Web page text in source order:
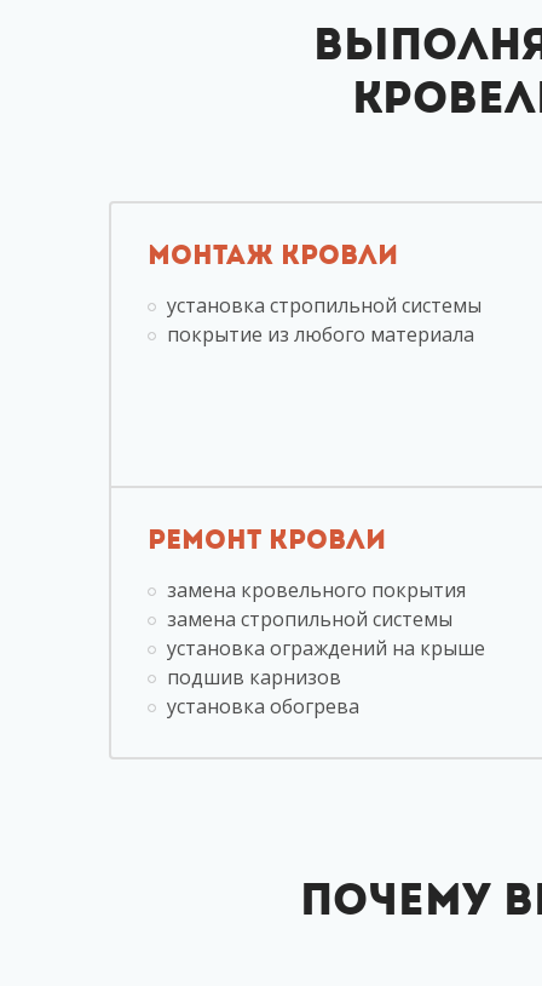
МОНТАЖ КРОВЛИ
установка стропильной системы
покрытие из любого материала
РЕМОНТ КРОВЛИ
замена кровельного покрытия
замена стропильной системы
установка ограждений на крыше
подшив карнизов
установка обогрева
Почему